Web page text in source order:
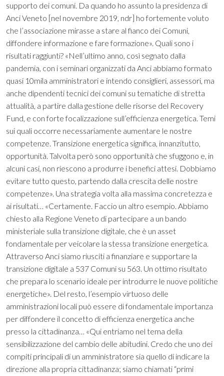
supporto dei comuni. Da quando ho assunto la presidenza di
Anci Veneto [nel novembre 2019, ndr] ho fortemente voluto
che l’associazione mirasse a stare al fianco dei Comuni,
diffondere informazione e fare formazione». Quali sono i
risultati raggiunti? «Nell’ultimo anno, così segnato dalla
pandemia, con i seminari organizzati da Anci abbiamo formato
quasi 10mila amministratori e intendo consiglieri, assessori, ma
anche dipendenti tecnici dei comuni su tematiche di stretta
attualità, a partire dalla gestione delle risorse del Recovery
Fund, e con forte focalizzazione sull’efficienza energetica. Temi
sui quali occorre necessariamente aumentare le nostre
competenze. Transizione energetica significa, innanzitutto,
opportunità. Talvolta però sono opportunità che sfuggono e, in
alcuni casi, non riescono a produrre i benefici attesi. Dobbiamo
evitare tutto questo, partendo dalla crescita delle nostre
competenze». Una strategia volta alla massima concretezza e
ai risultati… «Certamente. Faccio un altro esempio. Abbiamo
chiesto alla Regione Veneto di partecipare a un bando
ministeriale sulla transizione digitale, che è un asset
fondamentale per veicolare la stessa transizione energetica.
Attraverso Anci siamo riusciti a finanziare e supportare la
transizione digitale a 537 Comuni su 563. Un ottimo risultato
che prepara lo scenario ideale per introdurre le nuove politiche
energetiche». Del resto, l’esempio virtuoso delle
amministrazioni locali può essere di fondamentale importanza
per diffondere il concetto di efficienza energetica anche
presso la cittadinanza… «Qui entriamo nel tema della
sensibilizzazione del cambio delle abitudini. Credo che uno dei
compiti principali di un amministratore sia quello di indicare la
direzione alla propria cittadinanza; siamo chiamati “primi